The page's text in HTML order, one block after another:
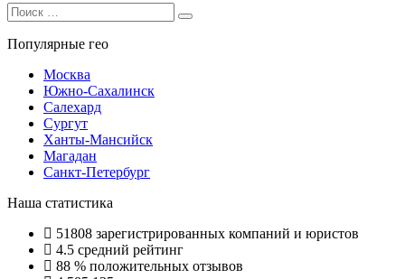
Search
for:
Search
Популярные гео
Москва
Южно-Сахалинск
Салехард
Сургут
Ханты-Мансийск
Магадан
Санкт-Петербург
Наша статистика
51808 зарегистрированных компаний и юристов
4.5 средний рейтинг
88 % положительных отзывов